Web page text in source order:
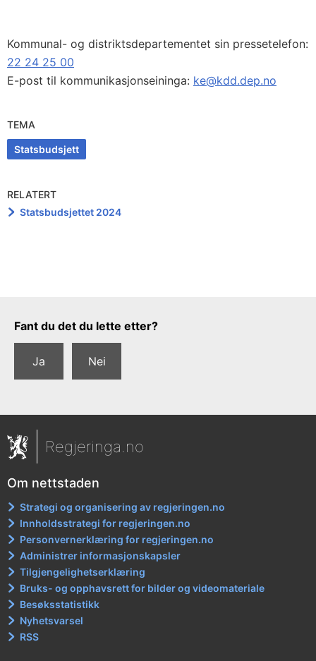
Kommunal- og distriktsdepartementet sin pressetelefon:
22 24 25 00
E-post til kommunikasjonseininga: ke@kdd.dep.no
TEMA
Statsbudsjett
RELATERT
Statsbudsjettet 2024
Tilbakemeldingsskjema
Fant du det du lette etter?
Ja Nei
Regjeringa.no
Om nettstaden
Strategi og organisering av regjeringen.no
Innholdsstrategi for regjeringen.no
Personvernerklæring for regjeringen.no
Administrer informasjonskapsler
Tilgjengelighetserklæring
Bruks- og opphavsrett for bilder og videomateriale
Besøksstatistikk
Nyhetsvarsel
RSS